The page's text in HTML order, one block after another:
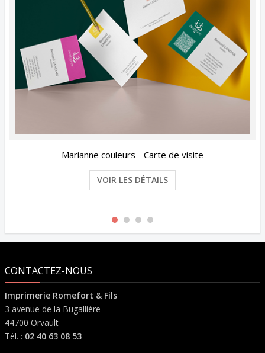
- Carte de visite
CONTACTEZ-NOUS
Imprimerie Romefort & Fils
3 avenue de la Bugallière
44700 Orvault
Tél. : 02 40 63 08 53